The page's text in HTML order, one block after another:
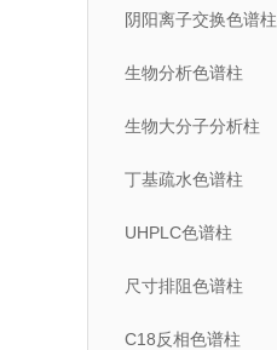
阴阳离子交换色谱柱
生物分析色谱柱
生物大分子分析柱
丁基疏水色谱柱
UHPLC色谱柱
尺寸排阻色谱柱
C18反相色谱柱